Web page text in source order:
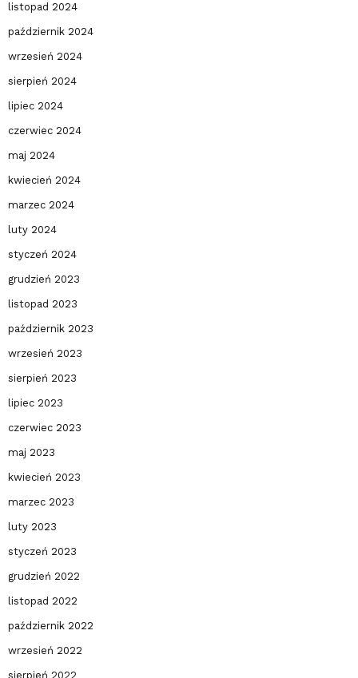
listopad 2024
październik 2024
wrzesień 2024
sierpień 2024
lipiec 2024
czerwiec 2024
maj 2024
kwiecień 2024
marzec 2024
luty 2024
styczeń 2024
grudzień 2023
listopad 2023
październik 2023
wrzesień 2023
sierpień 2023
lipiec 2023
czerwiec 2023
maj 2023
kwiecień 2023
marzec 2023
luty 2023
styczeń 2023
grudzień 2022
listopad 2022
październik 2022
wrzesień 2022
sierpień 2022